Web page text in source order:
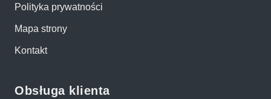
Polityka prywatności
Mapa strony
Kontakt
Obsługa klienta